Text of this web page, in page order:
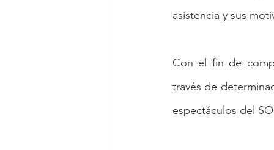
asistencia y sus
Con el fin de
través de
espectáculos del